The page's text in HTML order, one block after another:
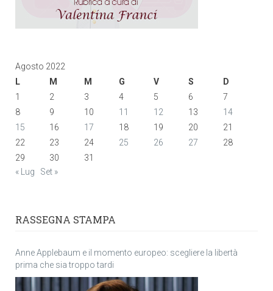
Agosto 2022
L
M M G V S
D
1
2 3 4 5 6
7
8
9 10 11 12 13
14
15
16 17 18 19 20
21
22
23 24 25 26 27
28
29
30
31
« Lug
Set »
RASSEGNA STAMPA
Anne Applebaum e il momento europeo: scegliere la libertà
prima che sia troppo tardi